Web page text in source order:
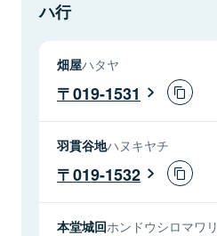
ハ行
畑屋ハタヤ
019-1531
羽貫谷地ハヌキヤチ
019-1532
本堂城回ホンドウシロマワリ